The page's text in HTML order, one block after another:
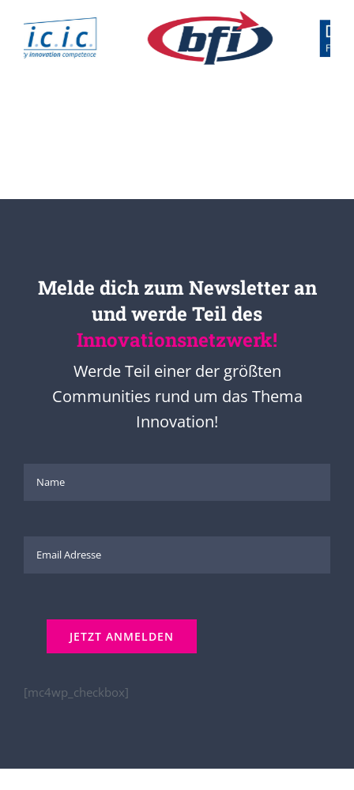
Melde dich zum Newsletter an
und werde Teil des
Innovationsnetzwerk!
Werde Teil einer der größten
Communities rund um das Thema
Innovation!
[mc4wp_checkbox]